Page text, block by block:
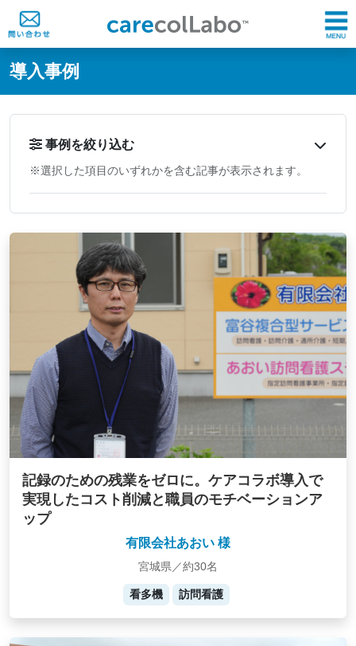
@ -0,0 +1,60 @@
導入事例
事例を絞り込む
※選択した項目のいずれかを含む記事が表示されます。
記録のための残業をゼロに。ケアコラボ導入で
実現したコスト削減と職員のモチベーションア
ップ
有限会社あおい 様
宮城県／約30名
看多機 訪問看護